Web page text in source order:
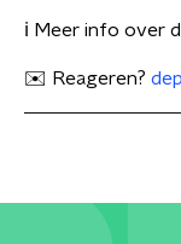
ℹ️ Meer info over
✉️ Reageren?